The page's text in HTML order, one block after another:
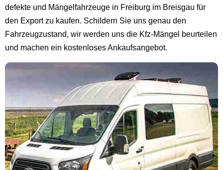
defekte und Mängelfahrzeuge in Freiburg im Breisgau für
den Export zu kaufen. Schildern Sie uns genau den
Fahrzeugzustand, wir werden uns die Kfz-Mängel beurteilen
und machen ein kostenloses Ankaufsangebot.